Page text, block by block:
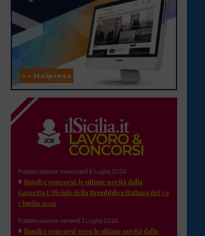
Pubblicazione: mercoledì 8 Luglio 2026
Bandi e concorsi: le ultime novità dalla
Gazzetta Ufficiale della Repubblica Italiana del 3 e
7 luglio 2026
Pubblicazione: venerdì 3 Luglio 2026
Bandi e concorsi: ecco le ultime novità dalla